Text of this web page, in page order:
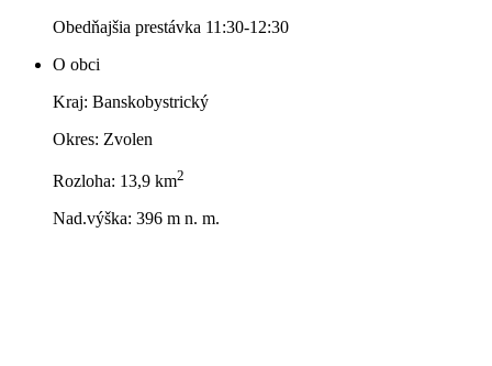
Obedňajšia prestávka 11:30-12:30
O obci
Kraj: Banskobystrický
Okres: Zvolen
Rozloha: 13,9 km2
Nad.výška: 396 m n. m.